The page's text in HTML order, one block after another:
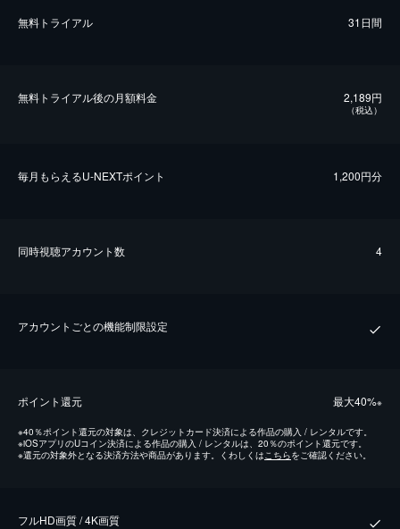
無料トライアル 31日間
無料トライアル後の⽉額料金 2,189円
（税込）
毎⽉もらえるU-NEXTポイント 1,200円分
同時視聴アカウント数 4
アカウントごとの機能制限設定
ポイント還元 最⼤40%※
※40％ポイント還元の対象は、クレジットカード決済による作品の購入 / レンタルです。
※iOSアプリのUコイン決済による作品の購入 / レンタルは、20％のポイント還元です。
※還元の対象外となる決済方法や商品があります。くわしくはこちらをご確認ください。
フルHD画質 / 4K画質